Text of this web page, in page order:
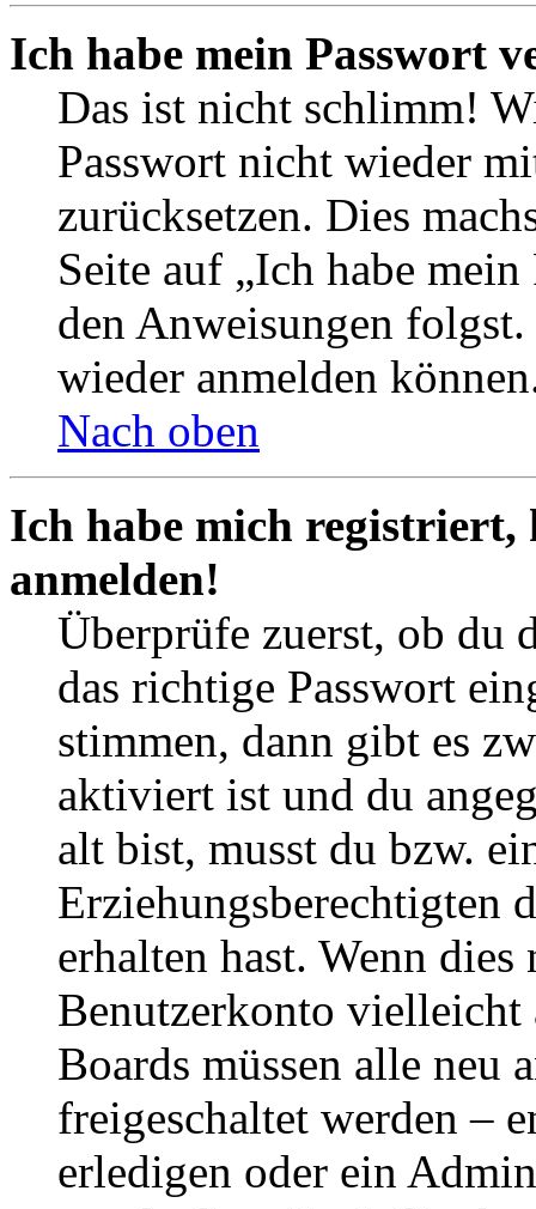
Ich habe mein Passwort
Das ist nicht schlimm!
Passwort nicht wieder
zurücksetzen. Dies
Seite auf „Ich habe
den Anweisungen
wieder anmelden
Nach oben
Ich habe mich
anmelden!
Überprüfe zuerst, ob du
das richtige Passwort
stimmen, dann gibt es
aktiviert ist und du
alt bist, musst du bzw.
Erziehungsberechtigten
erhalten hast. Wenn
Benutzerkonto
Boards müssen alle neu
freigeschaltet werden –
erledigen oder ein